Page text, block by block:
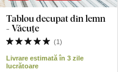
Tablou decupat din lemn
- Văcuțe
(1)
Livrare estimată în 3 zile
lucrătoare